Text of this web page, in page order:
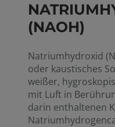
(NAOH)
Natriumhydroxid
oder kaustisches
weißer,
mit Luft in
darin enthaltenen